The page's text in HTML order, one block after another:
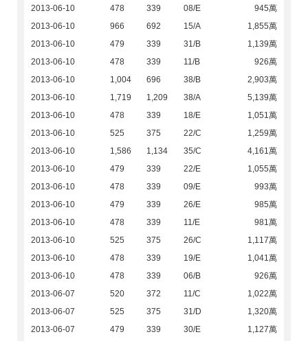
2013-06-10
478 339 08/E
945萬
2013-06-10
966 692 15/A
1,855萬
2013-06-10
479 339 31/B
1,139萬
2013-06-10
478 339 11/B
926萬
2013-06-10
1,004 696 38/B
2,903萬
2013-06-10
1,719 1,209 38/A
5,139萬
2013-06-10
478 339 18/E
1,051萬
2013-06-10
525 375 22/C
1,259萬
2013-06-10
1,586 1,134 35/C
4,161萬
2013-06-10
479 339 22/E
1,055萬
2013-06-10
478 339 09/E
993萬
2013-06-10
479 339 26/E
985萬
2013-06-10
478 339 11/E
981萬
2013-06-10
525 375 26/C
1,117萬
2013-06-10
478 339 19/E
1,041萬
2013-06-10
478 339 06/B
926萬
2013-06-07
520 372 11/C
1,022萬
2013-06-07
525 375 31/D
1,320萬
2013-06-07
479 339 30/E
1,127萬